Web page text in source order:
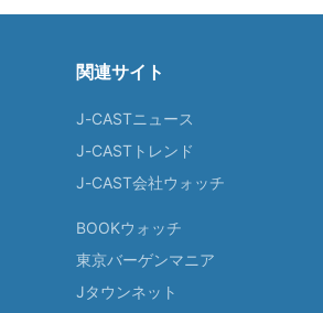
関連サイト
J-CASTニュース
J-CASTトレンド
J-CAST会社ウォッチ
BOOKウォッチ
東京バーゲンマニア
Jタウンネット